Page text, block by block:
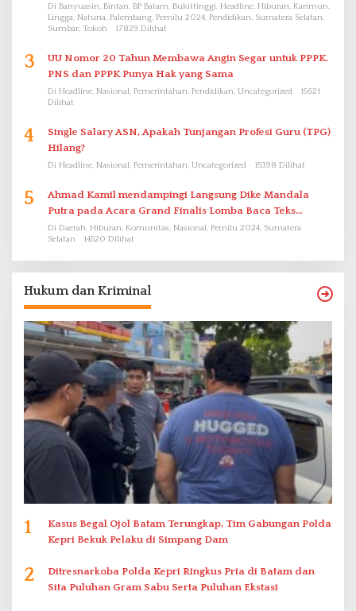
Di Banyuasin, Bintan, BP Batam, Bukittinggi, Headline, Hiburan, Karimun,
Lingga, Natuna, Palembang, Pemilu 2024, Pendidikan, Sumatera Selatan,
Sumbar, Tokoh
17829 Dilihat
3
UU Nomor 20 Tahun Membawa Angin Segar untuk PPPK.
PNS dan PPPK Punya Hak yang Sama
Di Headline, Nasional, Pemerintahan, Pendidikan, Uncategorized
15621
Dilihat
4
Single Salary ASN, Apakah Tunjangan Profesi Guru (TPG)
Hilang?
Di Headline, Nasional, Pemerintahan, Uncategorized 15398 Dilihat
5
Ahmad Kamil mendampingi Langsung Dike Mandala
Putra pada Acara Grand Finalis Lomba Baca Teks
Proklamasi Mirip Bung Karno di Bali
Di Daerah, Hiburan, Komunitas, Nasional, Pemilu 2024, Sumatera
Selatan
14520 Dilihat
Hukum dan Kriminal
1
Kasus Begal Ojol Batam Terungkap, Tim Gabungan Polda
Kepri Bekuk Pelaku di Simpang Dam
2
Ditresnarkoba Polda Kepri Ringkus Pria di Batam dan
Sita Puluhan Gram Sabu Serta Puluhan Ekstasi